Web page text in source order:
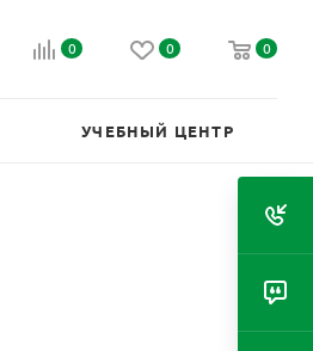
0 0 0
УЧЕБНЫЙ ЦЕНТР